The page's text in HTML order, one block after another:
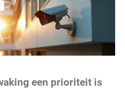
een prioriteit is